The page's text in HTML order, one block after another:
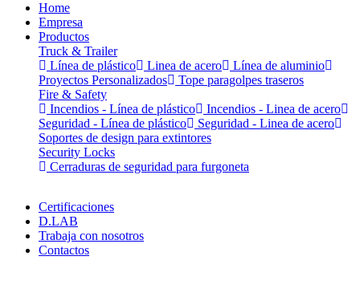
Home
Empresa
Productos
Truck & Trailer
Línea de plástico
Linea de acero
Línea de aluminio
Proyectos Personalizados
Tope paragolpes traseros
Fire & Safety
Incendios - Línea de plástico
Incendios - Linea de acero
Seguridad - Línea de plástico
Seguridad - Linea de acero
Soportes de design para extintores
Security Locks
Cerraduras de seguridad para furgoneta
Certificaciones
D.LAB
Trabaja con nosotros
Contactos